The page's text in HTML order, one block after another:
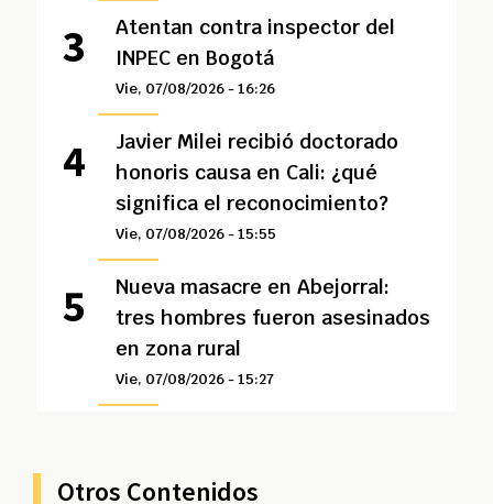
Atentan contra inspector del
INPEC en Bogotá
Vie, 07/08/2026 - 16:26
Javier Milei recibió doctorado
honoris causa en Cali: ¿qué
significa el reconocimiento?
Vie, 07/08/2026 - 15:55
Nueva masacre en Abejorral:
tres hombres fueron asesinados
en zona rural
Vie, 07/08/2026 - 15:27
Otros Contenidos